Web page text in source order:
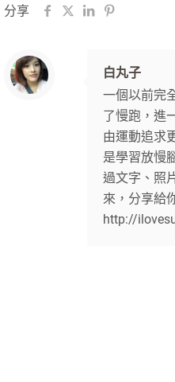
分享
白丸子
一個以前完
了慢跑，進
由運動追求
是學習放慢
過文字、照
來，分享給
http://